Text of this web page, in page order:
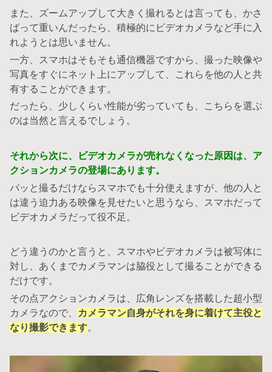
また、ズームアップして大きく撮れるとは言っても、かさ
ばって重いんだったら、積極的にビデオカメラなど手に入
れようとは思いません。
一方、スマホはそもそも通信機器ですから、撮った映像や
写真をすぐにネット上にアップして、これらを他の人と共
有することができます。
だったら、少しくらい性能が劣っていても、こちらを選ぶ
のは当然と言えるでしょう。
それから次に、ビデオカメラが売れなくなった原因は、ア
クションカメラの登場にあります。
パッと撮るだけならスマホでも十分使えますが、他の人と
は違う迫力ある映像を見せたいと思うなら、スマホだって
ビデオカメラだって役不足。
どう違うのかと言うと、スマホやビデオカメラは被写体に
対し、あくまでカメラマンは脇役として撮ることができる
だけです。
その点アクションカメラは、広角レンズを搭載した超小型
カメラなので、
カメラマン自身がそれを身に着けて主役と
なり撮影できます。